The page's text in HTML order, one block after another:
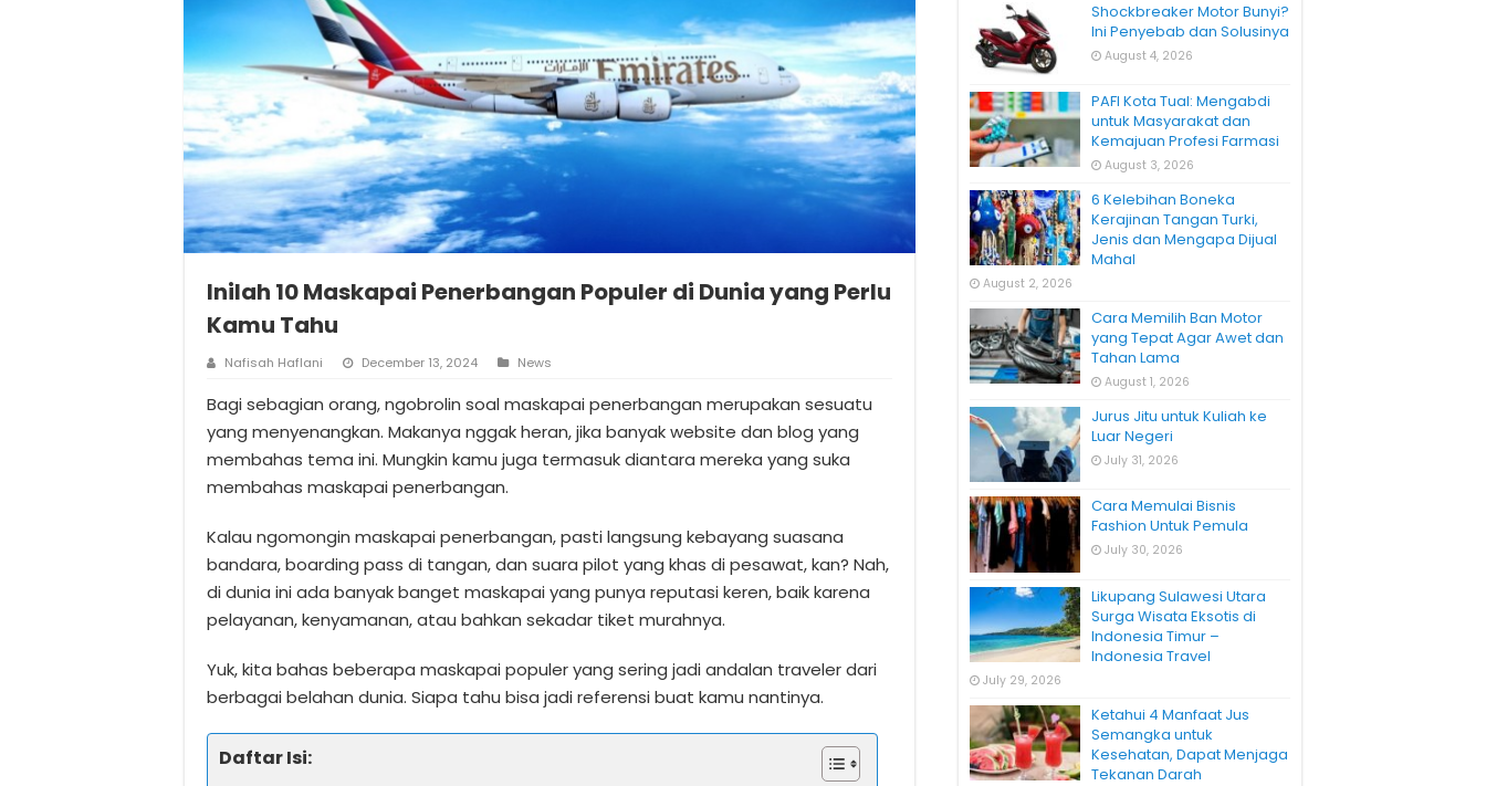
Inilah 10 Maskapai Penerbangan Populer di Dunia yang Perlu
Kamu Tahu
Nafisah Haflani December 13, 2024 News
Bagi sebagian orang, ngobrolin soal maskapai penerbangan merupakan sesuatu
yang menyenangkan. Makanya nggak heran, jika banyak website dan blog yang
membahas tema ini. Mungkin kamu juga termasuk diantara mereka yang suka
membahas maskapai penerbangan.
Kalau ngomongin maskapai penerbangan, pasti langsung kebayang suasana
bandara, boarding pass di tangan, dan suara pilot yang khas di pesawat, kan? Nah,
di dunia ini ada banyak banget maskapai yang punya reputasi keren, baik karena
pelayanan, kenyamanan, atau bahkan sekadar tiket murahnya.
Yuk, kita bahas beberapa maskapai populer yang sering jadi andalan traveler dari
berbagai belahan dunia. Siapa tahu bisa jadi referensi buat kamu nantinya.
Daftar Isi:
Shockbreaker Motor Bunyi?
Ini Penyebab dan Solusinya
August 4, 2026
PAFI Kota Tual: Mengabdi
untuk Masyarakat dan
Kemajuan Profesi Farmasi
August 3, 2026
6 Kelebihan Boneka
Kerajinan Tangan Turki,
Jenis dan Mengapa Dijual
Mahal
August 2, 2026
Cara Memilih Ban Motor
yang Tepat Agar Awet dan
Tahan Lama
August 1, 2026
Jurus Jitu untuk Kuliah ke
Luar Negeri
July 31, 2026
Cara Memulai Bisnis
Fashion Untuk Pemula
July 30, 2026
Likupang Sulawesi Utara
Surga Wisata Eksotis di
Indonesia Timur –
Indonesia Travel
July 29, 2026
Ketahui 4 Manfaat Jus
Semangka untuk
Kesehatan, Dapat Menjaga
Tekanan Darah